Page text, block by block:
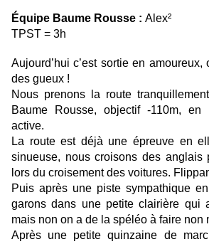
Équipe Baume Rousse : Alex²
TPST = 3h
Aujourd’hui c’est sortie en amoureux,
des gueux !
Nous prenons la route
Baume Rousse, objectif -110m, en
active.
La route est déjà une épreuve en
sinueuse, nous croisons des anglais
lors du croisement des voitures.
Puis après une piste sympathique
garons dans une petite clairière qui
mais non on a de la spéléo à faire non
Après une petite quinzaine de